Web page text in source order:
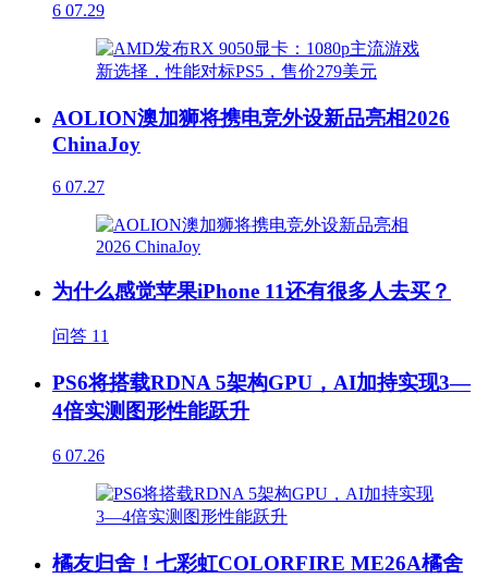
6 07.29
AOLION澳加狮将携电竞外设新品亮相2026
ChinaJoy
6 07.27
为什么感觉苹果iPhone 11还有很多人去买？
问答 11
PS6将搭载RDNA 5架构GPU，AI加持实现3—
4倍实测图形性能跃升
6 07.26
橘友归舍！七彩虹COLORFIRE ME26A橘舍